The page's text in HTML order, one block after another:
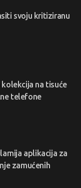
svoju kritiziranu
na tisuće
telefone
aplikacija za
zamućenih